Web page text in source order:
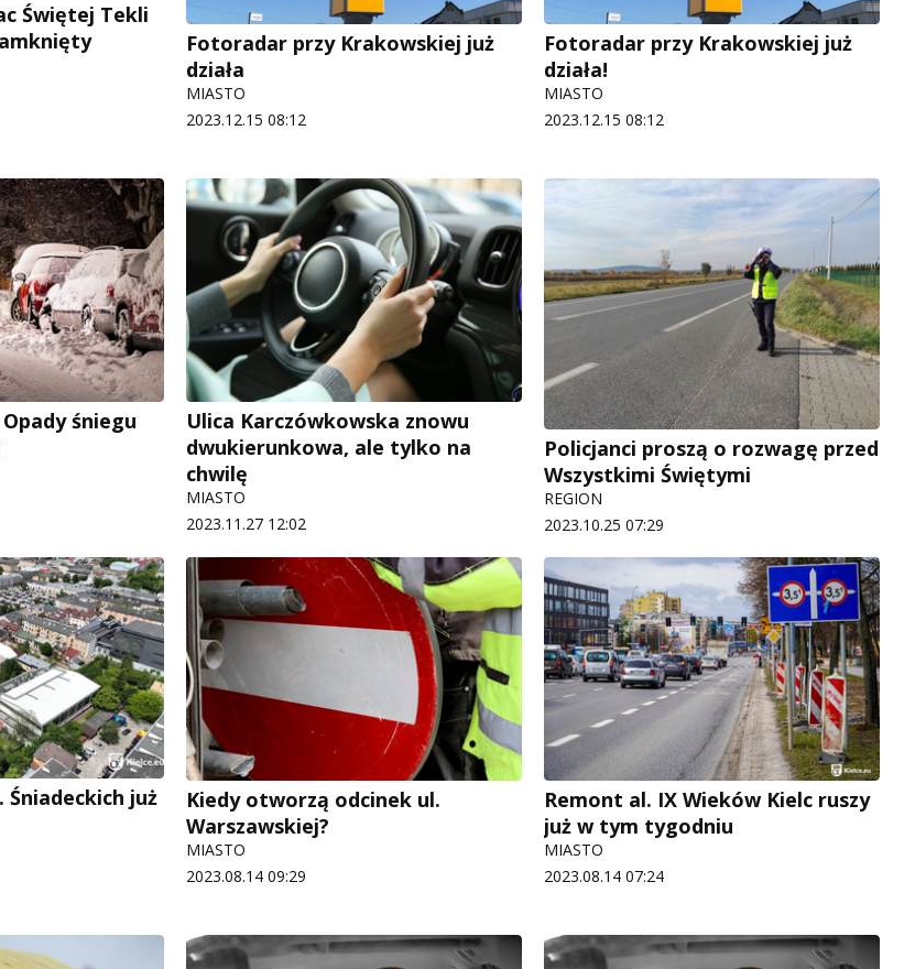
Świętej Tekli
Fotoradar przy Krakowskiej już
działa
MIASTO
2023.12.15 08:12
Fotoradar przy Krakowskiej już
działa!
MIASTO
2023.12.15 08:12
śniegu
Ulica Karczówkowska znowu
dwukierunkowa, ale tylko na
chwilę
MIASTO
2023.11.27 12:02
Policjanci proszą o rozwagę przed
Wszystkimi Świętymi
REGION
2023.10.25 07:29
już
Kiedy otworzą odcinek ul.
Warszawskiej?
MIASTO
2023.08.14 09:29
Remont al. IX Wieków Kielc ruszy
już w tym tygodniu
MIASTO
2023.08.14 07:24